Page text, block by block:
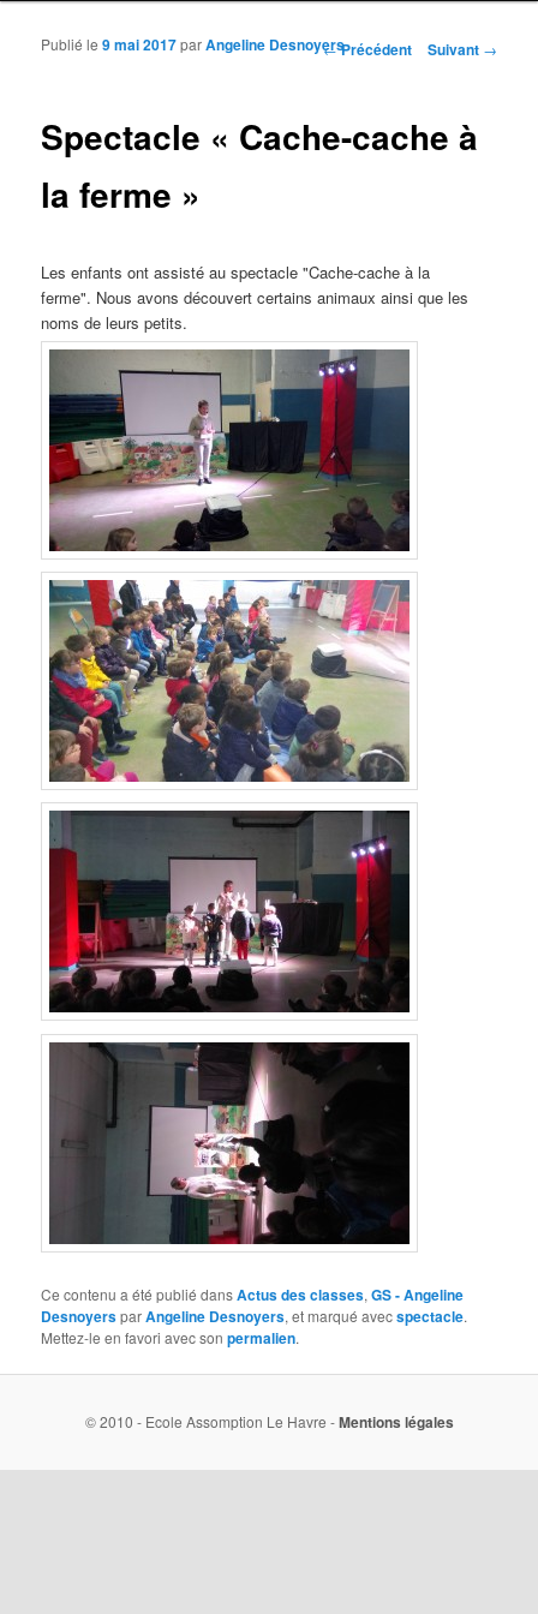
Navigation des articles
←Précédent Suivant →
Spectacle « Cache-cache à
la ferme »
Publié le9 mai 2017parAngeline Desnoyers
Les enfants ont assisté au spectacle "Cache-cache à la
ferme". Nous avons découvert certains animaux ainsi que les
noms de leurs petits.
Ce contenu a été publié dansActus des classes,GS - Angeline
DesnoyersparAngeline Desnoyers, et marqué avecspectacle.
Mettez-le en favori avec sonpermalien.
© 2010 - Ecole Assomption Le Havre -Mentions légales